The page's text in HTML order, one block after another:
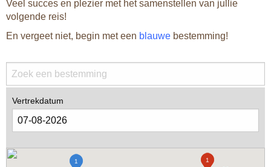
Veel succes en plezier met het samenstellen van jullie
volgende reis!
En vergeet niet, begin met een blauwe bestemming!
3
2
2
1
2
1
1
1
1
1
1
Vertrekdatum